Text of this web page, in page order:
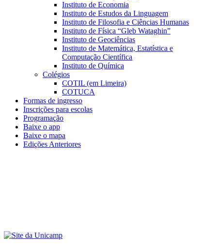
Instituto de Economia
Instituto de Estudos da Linguagem
Instituto de Filosofia e Ciências Humanas
Instituto de Física “Gleb Wataghin”
Instituto de Geociências
Instituto de Matemática, Estatística e
Computação Científica
Instituto de Química
Colégios
COTIL (em Limeira)
COTUCA
Formas de ingresso
Inscrições para escolas
Programação
Baixe o app
Baixe o mapa
Edições Anteriores